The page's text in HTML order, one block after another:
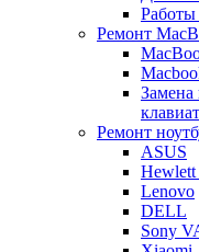
Ремонт
Замена
Ремонт
ASUS
Hewlett
Lenovo
DELL
Sony